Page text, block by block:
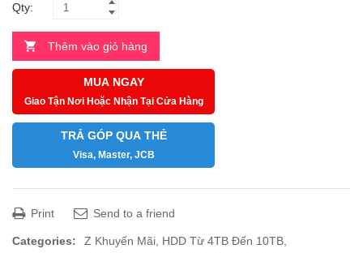
Qty:
Thêm vào giỏ hàng
MUA NGAY
Giao Tận Nơi Hoặc Nhận Tại Cửa Hàng
TRẢ GÓP QUA THẺ
Visa, Master, JCB
Print Send to a friend
Categories: Z Khuyến Mãi, HDD Từ 4TB Đến 10TB,